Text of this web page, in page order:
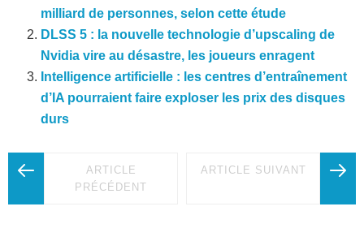
milliard de personnes, selon cette étude
DLSS 5 : la nouvelle technologie d’upscaling de
Nvidia vire au désastre, les joueurs enragent
Intelligence artificielle : les centres d’entraînement
d’IA pourraient faire exploser les prix des disques
durs
ARTICLE
PRÉCÉDENT
ARTICLE SUIVANT